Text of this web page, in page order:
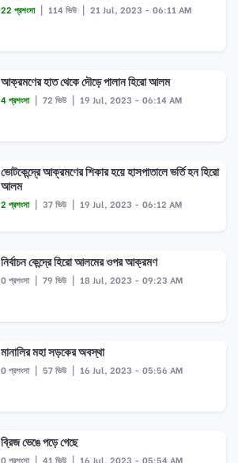
22 প্রশংসা | 114 ভিউ | 21 Jul, 2023 - 06:11 AM
আক্রমণের হাত থেকে দৌড়ে পালান হিরো আলম
4 প্রশংসা | 72 ভিউ | 19 Jul, 2023 - 06:14 AM
ভোটকেন্দ্রে আক্রমণের শিকার হয়ে হাসপাতালে ভর্তি হন হিরো
আলম
2 প্রশংসা | 37 ভিউ | 19 Jul, 2023 - 06:12 AM
নির্বাচন কেন্দ্রে হিরো আলমের ওপর আক্রমণ
0 প্রশংসা | 79 ভিউ | 18 Jul, 2023 - 09:23 AM
মানালির মহা সড়কের অবস্থা
0 প্রশংসা | 57 ভিউ | 16 Jul, 2023 - 05:56 AM
ব্রিজ ভেঙে পড়ে গেছে
0 প্রশংসা | 41 ভিউ | 16 Jul, 2023 - 05:54 AM